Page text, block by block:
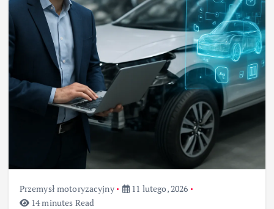
Przemysł motoryzacyjny
11 lutego, 2026
14 minutes Read